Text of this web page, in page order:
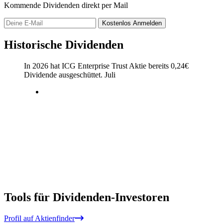
Kommende Dividenden direkt per Mail
Kostenlos Anmelden
Historische Dividenden
In 2026 hat ICG Enterprise Trust Aktie bereits 0,24€
Dividende ausgeschüttet. Juli
Tools für Dividenden-Investoren
Profil auf Aktienfinder